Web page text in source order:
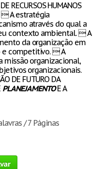
RECURSOS HUMANOS
 A estratégia
através do qual a
contexto ambiental.  A
da organização em
competitivo.  A
missão organizacional,
organizacionais.
DE FUTURO DA
PLANEJAMENTOE A
/ 7 Páginas